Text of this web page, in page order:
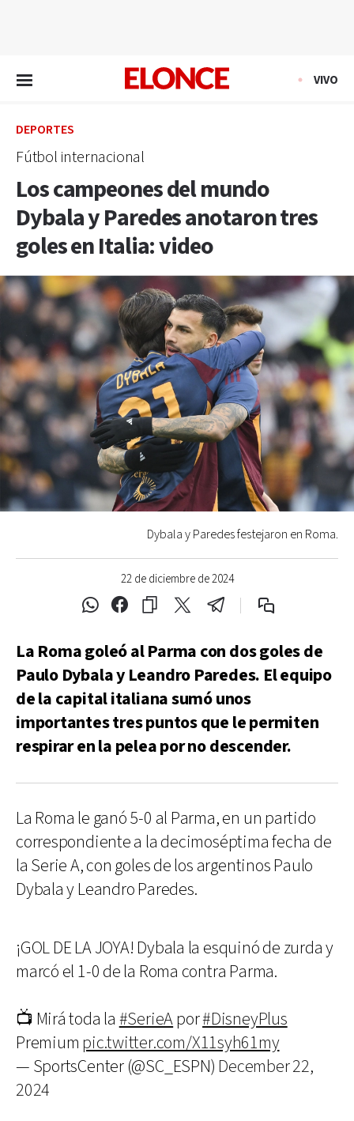
VIVO
DEPORTES
Fútbol internacional
Los campeones del mundo
Dybala y Paredes anotaron tres
goles en Italia: video
22 de diciembre de 2024
Dybala y Paredes festejaron en Roma.
La Roma goleó al Parma con dos goles de
Paulo Dybala y Leandro Paredes. El equipo
de la capital italiana sumó unos
importantes tres puntos que le permiten
respirar en la pelea por no descender.
La Roma le ganó 5-0 al Parma, en un partido
correspondiente a la decimoséptima fecha de
la Serie A, con goles de los argentinos Paulo
Dybala y Leandro Paredes.
¡GOL DE LA JOYA! Dybala la esquinó de zurda y
marcó el 1-0 de la Roma contra Parma.
📺 Mirá toda la #SerieApor#DisneyPlus
Premium pic.twitter.com/X11syh61my
— SportsCenter (@SC_ESPN) December 22,
2024